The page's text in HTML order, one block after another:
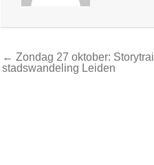
← Zondag 27 oktober: Storytrail
stadswandeling Leiden